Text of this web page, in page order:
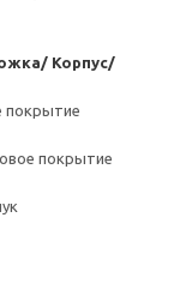
Корпус/
покрытие
покрытие